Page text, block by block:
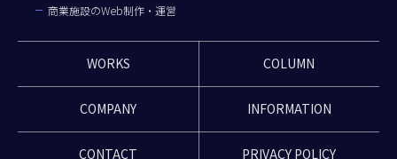
商業施設のWeb制作・運営
WORKS COLUMN
COMPANY INFORMATION
CONTACT PRIVACY POLICY